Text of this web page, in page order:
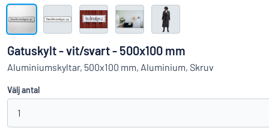
Visa alla kategorier
Logga
in
Kundservice
Privatperson
Gatuskylt - vit/svart - 500x100 mm
Aluminiumskyltar, 500x100 mm, Aluminium, Skruv
Välj antal
1